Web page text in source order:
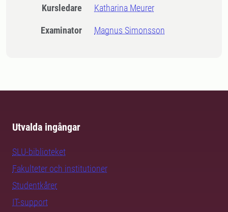
Kursledare Katharina Meurer
Examinator Magnus Simonsson
Utvalda ingångar
SLU-biblioteket
Fakulteter och institutioner
Studentkårer
IT-support